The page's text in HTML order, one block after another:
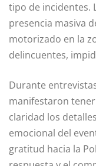
tipo de incidentes.
presencia masiva
motorizado en la
delincuentes,
Durante
manifestaron
claridad los
emocional del
gratitud hacia la